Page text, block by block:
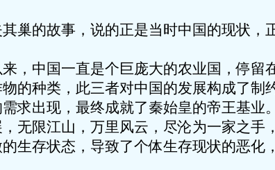
巢的故事，说的正是当时中国的现状，
，中国一直是个巨庞大的农业国，停
的种类，此三者对中国的发展构成了制
求出现，最终成就了秦始皇的帝王基业
无限江山，万里风云，尽沦为一家之手
生存状态，导致了个体生存现状的恶化